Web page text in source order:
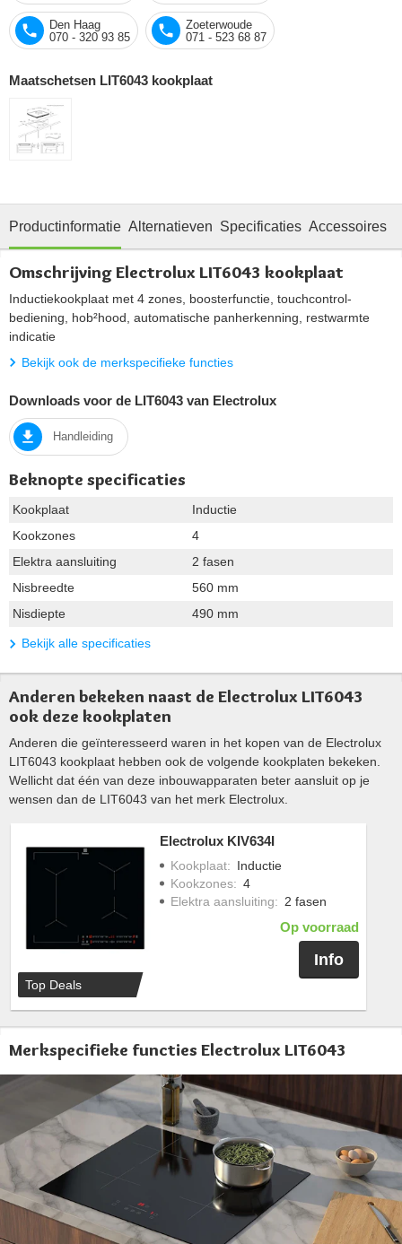
Den Haag
070 - 320 93 85
Zoeterwoude
071 - 523 68 87
Maatschetsen LIT6043 kookplaat
Productinformatie Alternatieven Specificaties Accessoires
Omschrijving Electrolux LIT6043 kookplaat
Inductiekookplaat met 4 zones, boosterfunctie, touchcontrol-
bediening, hob²hood, automatische panherkenning, restwarmte
indicatie
Bekijk ook de merkspecifieke functies
Downloads voor de LIT6043 van Electrolux
Handleiding
Beknopte specificaties
Kookplaat
Inductie
Kookzones
4
Elektra aansluiting
2 fasen
Nisbreedte
560 mm
Nisdiepte
490 mm
Bekijk alle specificaties
Anderen bekeken naast de Electrolux LIT6043
ook deze kookplaten
Anderen die geïnteresseerd waren in het kopen van de Electrolux
LIT6043 kookplaat hebben ook de volgende kookplaten bekeken.
Wellicht dat één van deze inbouwapparaten beter aansluit op je
wensen dan de LIT6043 van het merk Electrolux.
Top Deals
Electrolux KIV634I
Kookplaat: Inductie
Kookzones: 4
Elektra aansluiting: 2 fasen
Op voorraad
Info
Merkspecifieke functies Electrolux LIT6043